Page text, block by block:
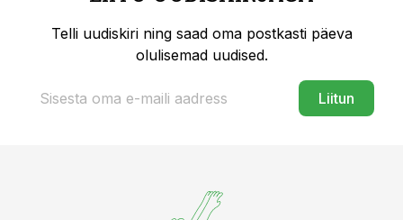
Telli uudiskiri ning saad oma postkasti päeva
olulisemad uudised.
Liitun